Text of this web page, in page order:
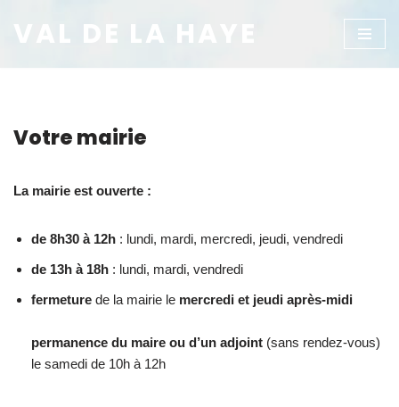
Aller
au
VAL DE LA HAYE
Votre mairie
La mairie est ouverte :
de 8h30 à 12h : lundi, mardi, mercredi, jeudi, vendredi
de 13h à 18h : lundi, mardi, vendredi
fermeture de la mairie le mercredi et jeudi après-midi
permanence du maire ou d’un adjoint (sans rendez-vous)
le samedi de 10h à 12h